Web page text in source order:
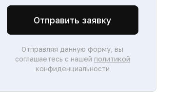
Отправить заявку
Отправляя данную форму, вы
соглашаетесь с нашей политикой
конфиденциальности